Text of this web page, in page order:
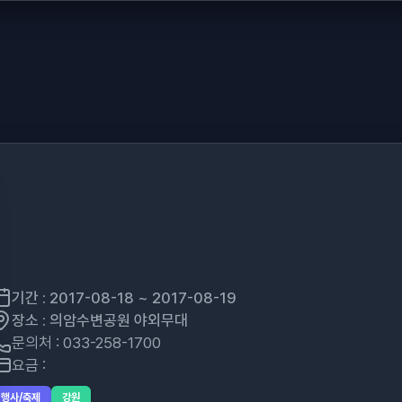
기간 : 2017-08-18 ~ 2017-08-19
장소 : 의암수변공원 야외무대
문의처 : 033-258-1700
요금 :
행사/축제 강원